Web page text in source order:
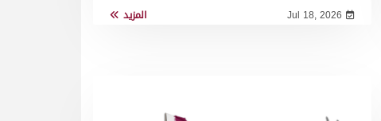
Jul 18, 2026 المزيد